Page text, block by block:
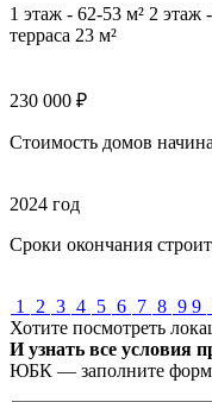
1 этаж - 62-53 м² 2 этаж
терраса 23 м²
230 000 ₽
Стоимость домов
2024 год
Сроки окончания
1 2 3 4 5 6 7 8 9 9
Хотите посмотреть
И узнать все условия
ЮБК — заполните